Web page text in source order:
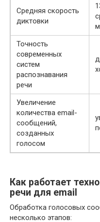
Средняя скорость
диктовки
Точность
современных
систем
распознавания
речи
Увеличение
количества email-
сообщений,
созданных
голосом
Как работает
речи для email
Обработка голосовых
несколько этапов: